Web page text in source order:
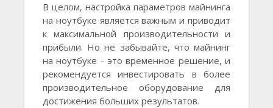
В целом, настройка параметров майнинга
на ноутбуке является важным и приводит
к максимальной производительности и
прибыли. Но не забывайте, что майнинг
на ноутбуке - это временное решение, и
рекомендуется инвестировать в более
производительное оборудование для
достижения больших результатов.